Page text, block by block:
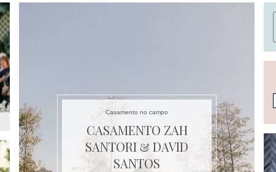
Casamento no campo
CASAMENTO ZAH
SANTORI & DAVID
SANTOS